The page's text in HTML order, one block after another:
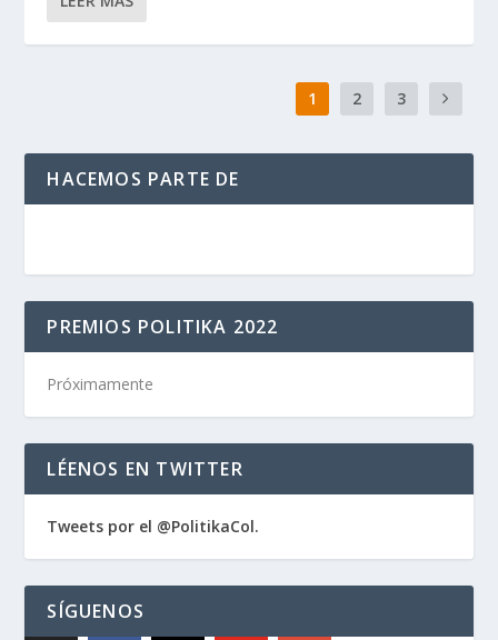
1 2 3
HACEMOS PARTE DE
PREMIOS POLITIKA 2022
Próximamente
LÉENOS EN TWITTER
Tweets por el @PolitikaCol.
SÍGUENOS